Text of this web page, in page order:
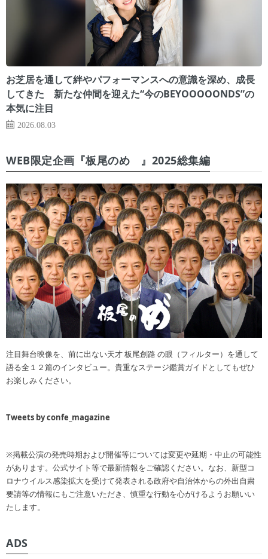
お芝居を通して絆やパフォーマンスへの意識を深め、成長
してきた 新たな仲間を迎えた“今のBEYOOOOONDS”の
本気に注目
2026.08.03
WEB限定企画『板尾のめ゙』2025総集編
注目舞台映像を、前に出ない天才 板尾創路 の眼（フィルター）を通して
語る全１２篇のインタビュー。貴重なステージ鑑賞ガイドとしてもぜひ
お楽しみください。
Tweets by confe_magazine
※掲載公演の発売時期および開催等については変更や延期・中止の可能性
があります。公式サイト等で最新情報をご確認ください。なお、新型コ
ロナウイルス感染拡大を受けて発表される政府や自治体からの外出自粛
要請等の情報にもご注意いただき、慎重な行動を心がけるようお願いい
たします。
ADS